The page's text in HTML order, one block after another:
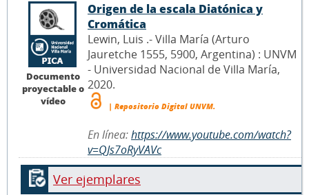
Documento
proyectable o
vídeo
Origen de la escala Diatónica y
Cromática
Lewin, Luis .- Villa María (Arturo
Jauretche 1555, 5900, Argentina) : UNVM
- Universidad Nacional de Villa María,
2020.
| Repositorio Digital UNVM.
En línea:https://www.youtube.com/watch?
v=QJs7oRyVAVc
Ver ejemplares